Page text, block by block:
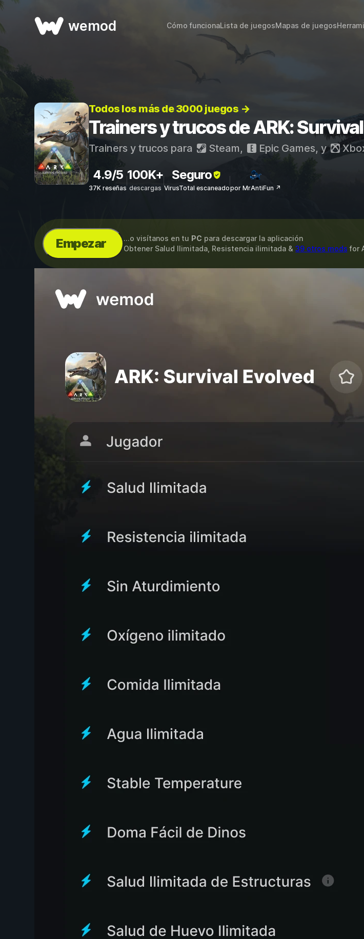
wemod Cómo funcionaLista de juegosMapas de juegos
Todos los más de 3000 juegos →
Trainers y trucos de ARK:
Trainers y trucos para Steam, Epic Games, y
4.9/5
37K reseñas
100K+
descargas
Seguro
VirusTotal escaneadopor MrAntiFun ↗
Empezar ...o visítanos en tu PC para descargar la aplicación
Obtener Salud Ilimitada, Resistencia ilimitada & 39 otros mods for